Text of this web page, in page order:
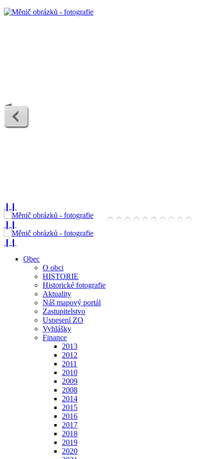
Obec
O obci
HISTORIE
Historické fotografie
Aktuality
Náš mapový portál
Zastupitelstvo
Usnesení ZO
Vyhlášky
Finance
2013
2012
2011
2010
2009
2008
2014
2015
2016
2017
2018
2019
2020